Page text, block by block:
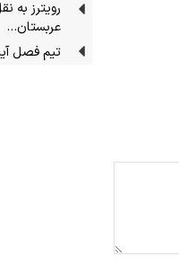
رویترز به
عربستان…
تیم فصل